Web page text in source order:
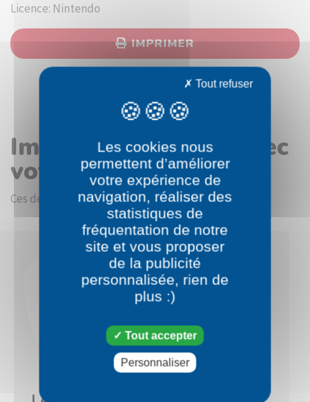
Licence: Nintendo
IMPRIMER
Images en rapport avec
votre choix
Ces dessins devraient vous intéresser.
Les cookies nous
permettent d’améliorer
votre expérience de
navigation, réaliser des
statistiques de
fréquentation de notre
site et vous proposer
de la publicité
personnalisée, rien de
plus :)
Tout accepter
Tout refuser
Personnaliser